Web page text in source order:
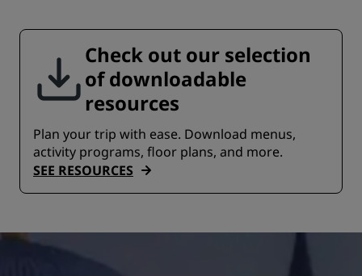
Check out our selection
of downloadable
resources
Plan your trip with ease. Download menus,
activity programs, floor plans, and more.
SEE RESOURCES